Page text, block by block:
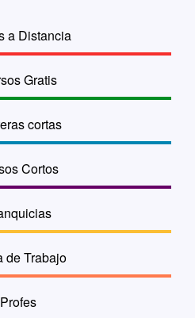
a Distancia
Gratis
cortas
Cortos
de Trabajo
Profes